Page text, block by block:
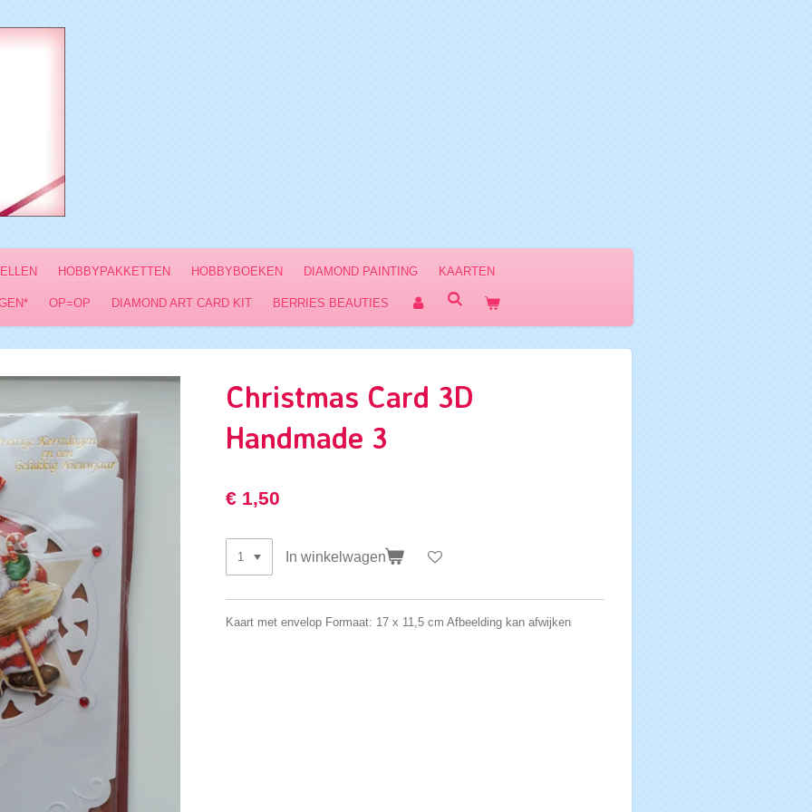
HOBBYPAKKETTEN HOBBYBOEKEN DIAMOND PAINTING KAARTEN
OP=OP DIAMOND ART CARD KIT BERRIES BEAUTIES
Christmas Card 3D
Handmade 3
€ 1,50
In winkelwagen
Kaart met envelop Formaat: 17 x 11,5 cm Afbeelding kan afwijken